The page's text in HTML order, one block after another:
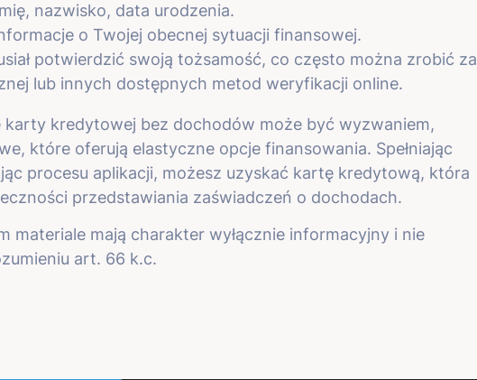
nazwisko, data urodzenia.
o Twojej obecnej sytuacji finansowej.
potwierdzić swoją tożsamość, co często można zrobić za
lub innych dostępnych metod weryfikacji online.
karty kredytowej bez dochodów może być wyzwaniem,
które oferują elastyczne opcje finansowania. Spełniając
procesu aplikacji, możesz uzyskać kartę kredytową, która
przedstawiania zaświadczeń o dochodach.
materiale mają charakter wyłącznie informacyjny i nie
art. 66 k.c.